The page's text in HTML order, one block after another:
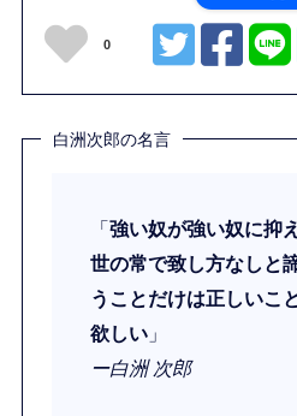
0
白洲次郎の名言
「強い奴が強い奴に抑
世の常で致し方なしと
うことだけは正しいこ
欲しい 」
ー白洲 次郎